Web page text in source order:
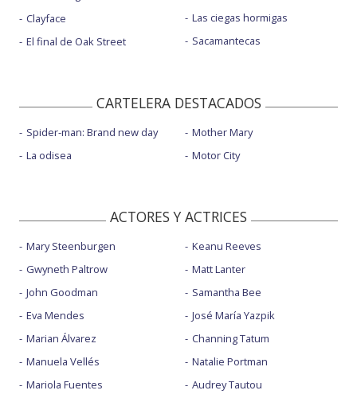
Clayface
El final de Oak Street
Las ciegas hormigas
Sacamantecas
CARTELERA DESTACADOS
Spider-man: Brand new day
La odisea
Mother Mary
Motor City
ACTORES Y ACTRICES
Mary Steenburgen
Gwyneth Paltrow
John Goodman
Eva Mendes
Marian Álvarez
Manuela Vellés
Mariola Fuentes
Keanu Reeves
Matt Lanter
Samantha Bee
José María Yazpik
Channing Tatum
Natalie Portman
Audrey Tautou